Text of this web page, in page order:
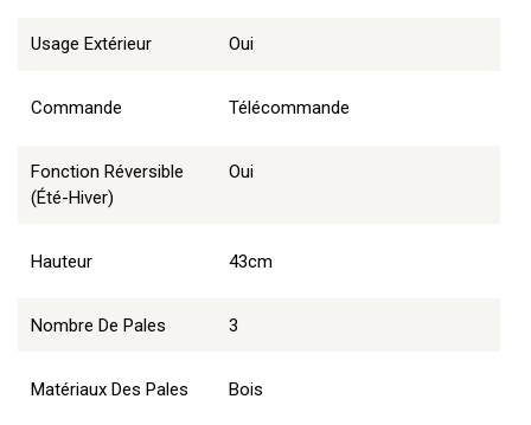
Usage Extérieur Oui
Commande Télécommande
Fonction Réversible
(été-Hiver)
Oui
Hauteur 43cm
Nombre De Pales 3
Matériaux Des Pales Bois